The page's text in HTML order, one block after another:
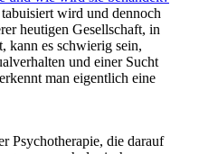
wird und dennoch
heutigen Gesellschaft, in
kann es schwierig sein,
und einer Sucht
man eigentlich eine
Psychotherapie, die darauf